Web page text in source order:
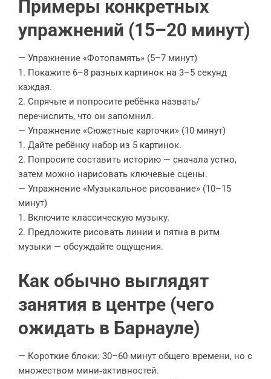
Примеры конкретных
упражнений (15–20 минут)
— Упражнение «Фотопамять» (5–7 минут)
1. Покажите 6–8 разных картинок на 3–5 секунд
каждая.
2. Спрячьте и попросите ребёнка назвать/
перечислить, что он запомнил.
— Упражнение «Сюжетные карточки» (10 минут)
1. Дайте ребёнку набор из 5 картинок.
2. Попросите составить историю — сначала устно,
затем можно нарисовать ключевые сцены.
— Упражнение «Музыкальное рисование» (10–15
минут)
1. Включите классическую музыку.
2. Предложите рисовать линии и пятна в ритм
музыки — обсуждайте ощущения.
Как обычно выглядят
занятия в центре (чего
ожидать в Барнауле)
— Короткие блоки: 30–60 минут общего времени, но с
множеством мини‑активностей.